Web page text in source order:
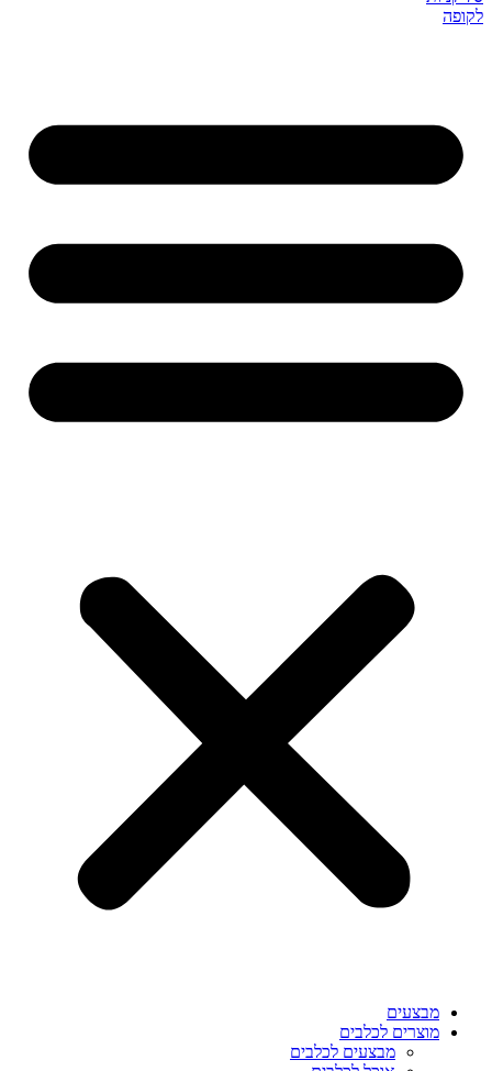
לקופה
מבצעים
מוצרים לכלבים
מבצעים לכלבים